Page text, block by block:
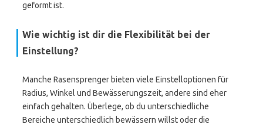
geformt ist.
Wie wichtig ist dir die Flexibilität bei der
Einstellung?
Manche Rasensprenger bieten viele Einstelloptionen für
Radius, Winkel und Bewässerungszeit, andere sind eher
einfach gehalten. Überlege, ob du unterschiedliche
Bereiche unterschiedlich bewässern willst oder die